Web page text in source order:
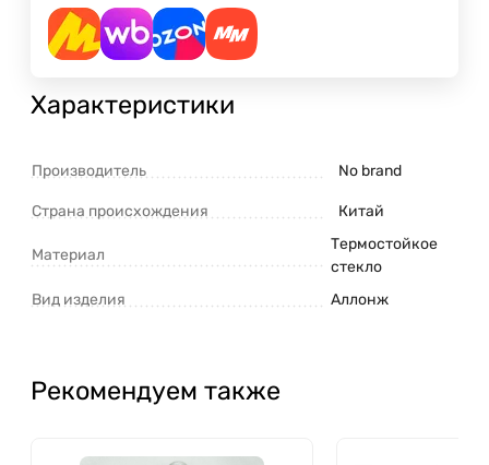
Характеристики
Производитель No brand
Страна происхождения Китай
Материал
Термостойкое
стекло
Вид изделия
Аллонж
Рекомендуем также